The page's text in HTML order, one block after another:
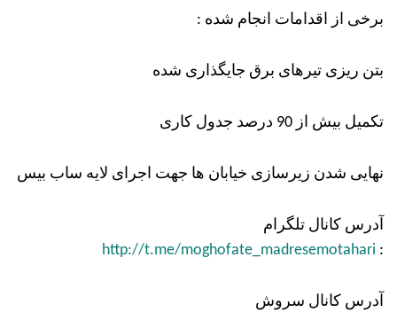
برخی از اقدامات انجام شده :
بتن ریزی تیرهای برق جایگذاری شده
تکمیل بیش از 90 درصد جدول کاری
نهایی شدن زیرسازی خیابان ها جهت اجرای لایه ساب بیس
آدرس کانال تلگرام
:
http://t.me/moghofate_madresemotahari
آدرس کانال سروش